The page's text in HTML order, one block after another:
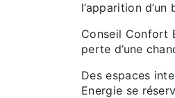
l’apparition
Conseil Confort
perte d’une
Des espaces
Energie se